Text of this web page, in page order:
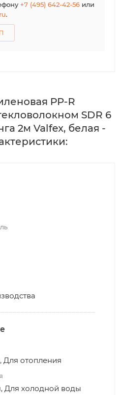
+7 (495) 642-42-56 или
.
PP-R
SDR 6
2м Valfex, белая -
отопления
Для холодной воды